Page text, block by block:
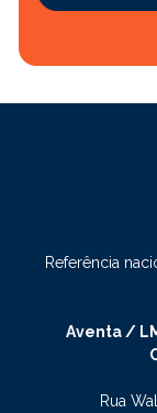
Referência
Aventa /
Rua